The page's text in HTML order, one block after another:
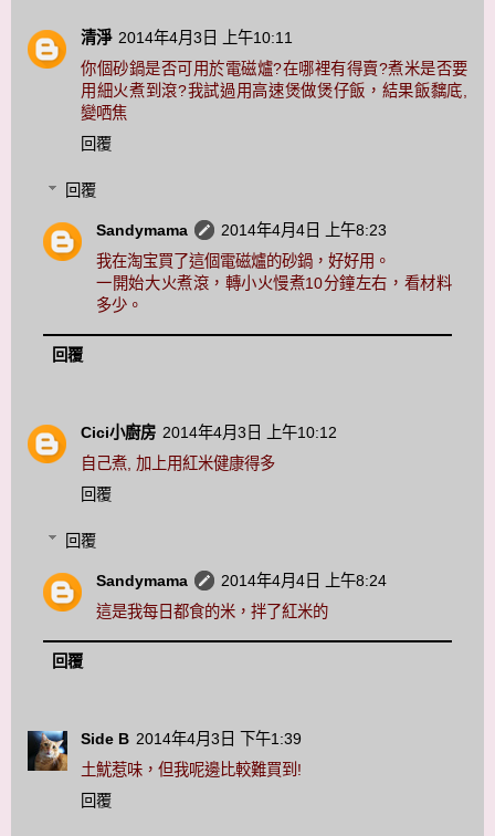
清淨 2014年4月3日 上午10:11
你個砂鍋是否可用於電磁爐?在哪裡有得賣?煮米是否要
用細火煮到滾?我試過用高速煲做煲仔飯，結果飯黐底,
變哂焦
回覆
回覆
Sandymama
2014年4月4日 上午8:23
我在淘宝買了這個電磁爐的砂鍋，好好用。
一開始大火煮滾，轉小火慢煮10分鐘左右，看材料
多少。
回覆
Cici小廚房 2014年4月3日 上午10:12
自己煮, 加上用紅米健康得多
回覆
回覆
Sandymama
2014年4月4日 上午8:24
這是我每日都食的米，拌了紅米的
回覆
Side B 2014年4月3日 下午1:39
土魷惹味，但我呢邊比較難買到!
回覆